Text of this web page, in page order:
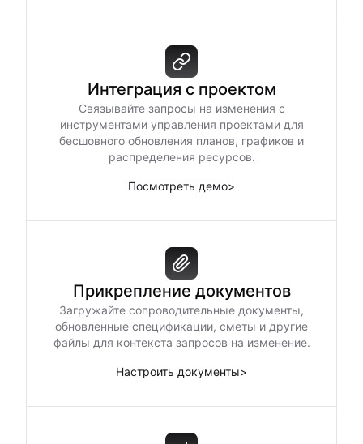
Интеграция с проектом
Связывайте запросы на изменения с
инструментами управления проектами для
бесшовного обновления планов, графиков и
распределения ресурсов.
Посмотреть демо>
Прикрепление документов
Загружайте сопроводительные документы,
обновленные спецификации, сметы и другие
файлы для контекста запросов на изменение.
Настроить документы>